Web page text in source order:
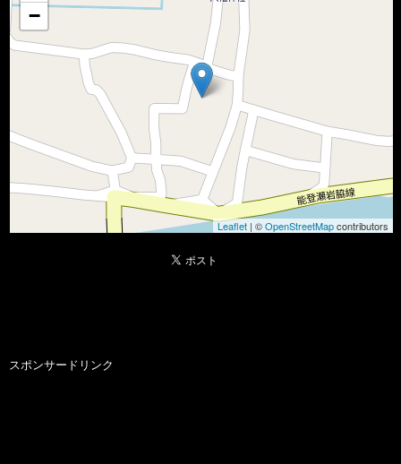
−
Leaflet | ©OpenStreetMapcontributors
スポンサードリンク